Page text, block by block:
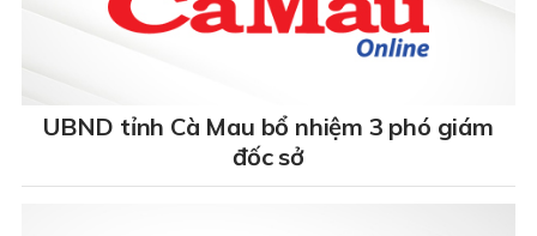
UBND tỉnh Cà Mau bổ nhiệm 3 phó giám
đốc sở